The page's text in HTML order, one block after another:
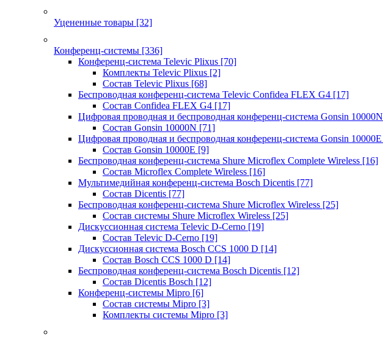
Уцененные товары [32]
Конференц-системы [336]
Конференц-система Televic Plixus [70]
Комплекты Televic Plixus [2]
Состав Televic Plixus [68]
Беспроводная конференц-система Televic Confidea FLEX G4 [17]
Состав Confidea FLEX G4 [17]
Цифровая проводная и беспроводная конференц-система Gonsin 10000N
Состав Gonsin 10000N [71]
Цифровая проводная и беспроводная конференц-система Gonsin 10000E
Состав Gonsin 10000E [9]
Беспроводная конференц-система Shure Microflex Complete Wireless [16]
Состав Microflex Complete Wireless [16]
Мультимедийная конференц-система Bosch Dicentis [77]
Состав Dicentis [77]
Беспроводная конференц-система Shure Microflex Wireless [25]
Состав системы Shure Microflex Wireless [25]
Дискуссионная система Televic D-Cerno [19]
Состав Televic D-Cerno [19]
Дискуссионная система Bosch CCS 1000 D [14]
Состав Bosch CCS 1000 D [14]
Беспроводная конференц-система Bosch Dicentis [12]
Состав Dicentis Bosch [12]
Конференц-системы Mipro [6]
Состав системы Mipro [3]
Комплекты системы Mipro [3]